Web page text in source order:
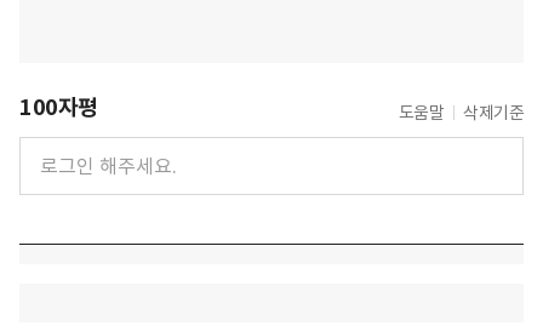
100자평 도움말 삭제기준